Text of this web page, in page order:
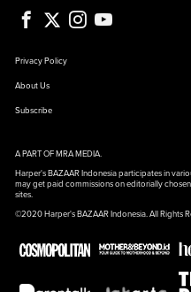
Privacy Policy
About Us
Subscribe
A PART OF MRA MEDIA.
Harper's BAZAAR Indonesia participates in
may get paid commissions on editorially
sites.
©2020 Harper's BAZAAR Indonesia. All Rights